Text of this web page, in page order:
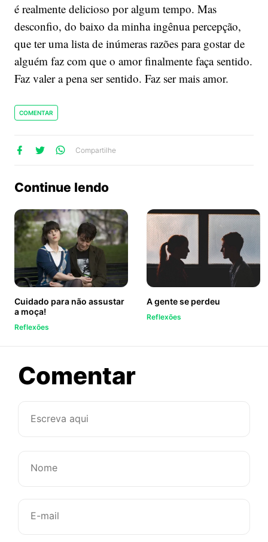
é realmente delicioso por algum tempo. Mas
desconfio, do baixo da minha ingênua percepção,
que ter uma lista de inúmeras razões para gostar de
alguém faz com que o amor finalmente faça sentido.
Faz valer a pena ser sentido. Faz ser mais amor.
COMENTAR
Compartilhe
Continue lendo
Cuidado para não assustar
a moça!
Reflexões
A gente se perdeu
Reflexões
Comentarsobre